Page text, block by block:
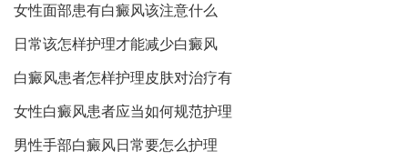
女性面部患有白癜风该注意什么
日常该怎样护理才能减少白癜风
白癜风患者怎样护理皮肤对治疗有
女性白癜风患者应当如何规范护理
男性手部白癜风日常要怎么护理